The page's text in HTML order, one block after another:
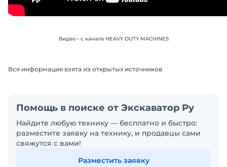
Видео - с канала HEAVY DUTY MACHINES
Вся информация взята из открытых источников
Помощь в поиске от Экскаватор Ру
Найдите любую технику — бесплатно и быстро:
разместите заявку на технику, и продавцы сами
свяжутся с вами!
Разместить заявку